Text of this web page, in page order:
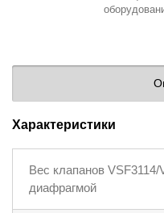
Характеристики
Вес клапанов VSF3114/
диафрагмой